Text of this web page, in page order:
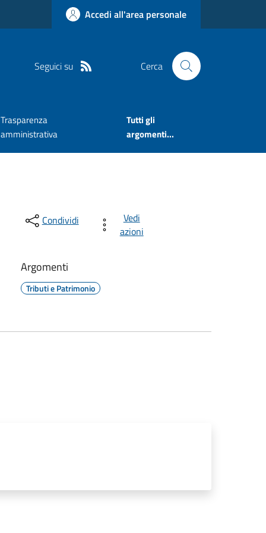
Accedi all'area personale
Seguici su Cerca
Trasparenza
amministrativa
Tutti gli
argomenti...
Condividi
Vedi
azioni
Argomenti
Tributi e Patrimonio